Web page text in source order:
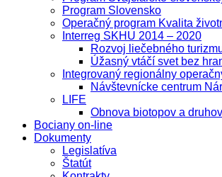
Program Slovensko
Operačný program Kvalita
Interreg SKHU 2014 – 2020
Rozvoj liečebného
Úžasný vtáčí svet bez
Integrovaný regionálny
Návštevnícke centrum
LIFE
Obnova biotopov a
Bociany on-line
Dokumenty
Legislatíva
Štatút